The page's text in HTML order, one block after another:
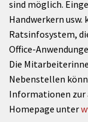
sind möglich.
Handwerkern usw.
Ratsinfosystem,
Office-
Die
Nebenstellen
Informationen zur
Homepage unter